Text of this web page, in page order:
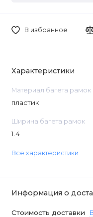
В избранное
Характеристики
Материал багета рамок
пластик
Ширина багета рамок
1.4
Все характеристики
Информация о
Стоимость доставки